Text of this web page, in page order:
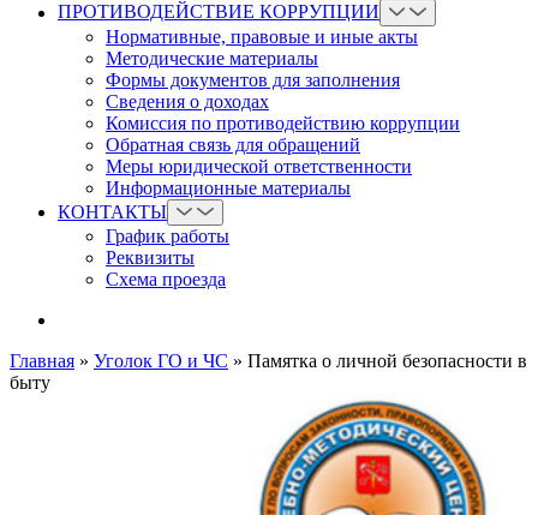
ПРОТИВОДЕЙСТВИЕ КОРРУПЦИИ
Нормативные, правовые и иные акты
Методические материалы
Формы документов для заполнения
Сведения о доходах
Комиссия по противодействию коррупции
Обратная связь для обращений
Меры юридической ответственности
Информационные материалы
КОНТАКТЫ
График работы
Реквизиты
Схема проезда
Главная » Уголок ГО и ЧС » Памятка о личной безопасности в
быту